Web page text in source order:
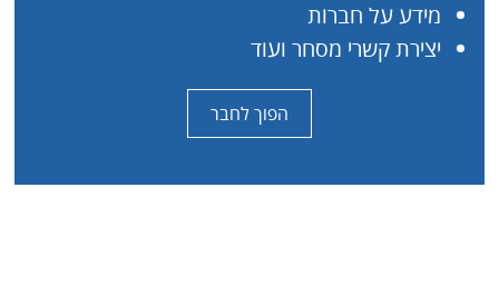
מידע על חברות
יצירת קשרי מסחר ועוד
הפוך לחבר